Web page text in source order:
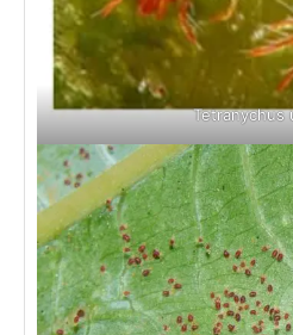
Tetranychus